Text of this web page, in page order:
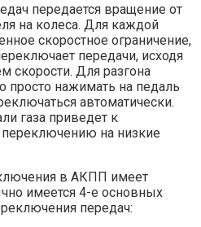
передается вращение от
на колеса. Для каждой
скоростное ограничение,
передачи, исходя
скорости. Для разгона
просто нажимать на педаль
автоматически.
газа приведет к
на низкие
в АКПП имеет
имеется 4-е основных
передач: